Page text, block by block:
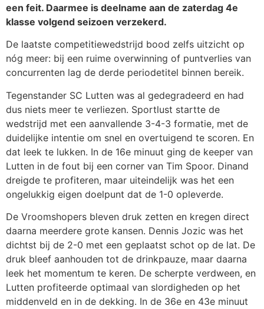
een feit. Daarmee is deelname aan de zaterdag 4e
klasse volgend seizoen verzekerd.
De laatste competitiewedstrijd bood zelfs uitzicht op
nóg meer: bij een ruime overwinning of puntverlies van
concurrenten lag de derde periodetitel binnen bereik.
Tegenstander SC Lutten was al gedegradeerd en had
dus niets meer te verliezen. Sportlust startte de
wedstrijd met een aanvallende 3-4-3 formatie, met de
duidelijke intentie om snel en overtuigend te scoren. En
dat leek te lukken. In de 16e minuut ging de keeper van
Lutten in de fout bij een corner van Tim Spoor. Dinand
dreigde te profiteren, maar uiteindelijk was het een
ongelukkig eigen doelpunt dat de 1-0 opleverde.
De Vroomshopers bleven druk zetten en kregen direct
daarna meerdere grote kansen. Dennis Jozic was het
dichtst bij de 2-0 met een geplaatst schot op de lat. De
druk bleef aanhouden tot de drinkpauze, maar daarna
leek het momentum te keren. De scherpte verdween, en
Lutten profiteerde optimaal van slordigheden op het
middenveld en in de dekking. In de 36e en 43e minuut